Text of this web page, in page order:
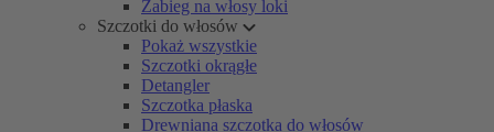
Zabieg na włosy loki
Szczotki do włosów
Pokaż wszystkie
Szczotki okrągłe
Detangler
Szczotka płaska
Drewniana szczotka do włosów